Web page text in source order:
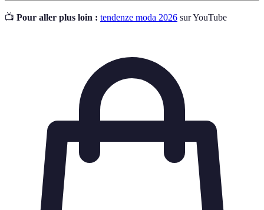
📺 Pour aller plus loin : tendenze moda 2026 sur YouTube